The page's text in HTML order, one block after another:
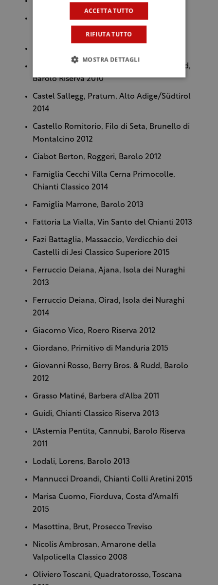
Ca'Rugate, Campo Lavei, Valpolicella
Superiore 2015
Cascina del Monastero, Bricco Rocca Riund,
Barolo Riserva 2010
Castel Sallegg, Pratum, Alto Adige/Südtirol
2014
Castello Romitorio, Filo di Seta, Brunello di
Montalcino 2012
Ciabot Berton, Roggeri, Barolo 2012
Famiglia Cecchi Villa Cerna Primocolle,
Chianti Classico 2014
Famiglia Marrone, Barolo 2013
Fattoria La Vialla, Vin Santo del Chianti 2013
Fazi Battaglia, Massaccio, Verdicchio dei
Castelli di Jesi Classico Superiore 2015
Ferruccio Deiana, Ajana, Isola dei Nuraghi
2013
Ferruccio Deiana, Oirad, Isola dei Nuraghi
2014
Giacomo Vico, Roero Riserva 2012
Giordano, Primitivo di Manduria 2015
Giovanni Rosso, Berry Bros. & Rudd, Barolo
2012
Grasso Matiné, Barbera d'Alba 2011
Guidi, Chianti Classico Riserva 2013
L'Astemia Pentita, Cannubi, Barolo Riserva
2011
Lodali, Lorens, Barolo 2013
Mannucci Droandi, Chianti Colli Aretini 2015
Marisa Cuomo, Fiorduva, Costa d'Amalfi
2015
Masottina, Brut, Prosecco Treviso
Nicolis Ambrosan, Amarone della
Valpolicella Classico 2008
Oliviero Toscani, Quadratorosso, Toscana
ACCETTA TUTTO
RIFIUTA TUTTO
MOSTRA DETTAGLI